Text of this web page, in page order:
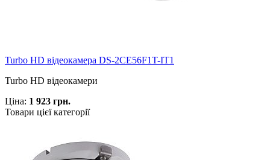
Turbo HD відеокамера DS-2CE56F1T-IT1
Turbo HD відеокамери
Ціна: 1 923 грн.
Товари цієї категорії